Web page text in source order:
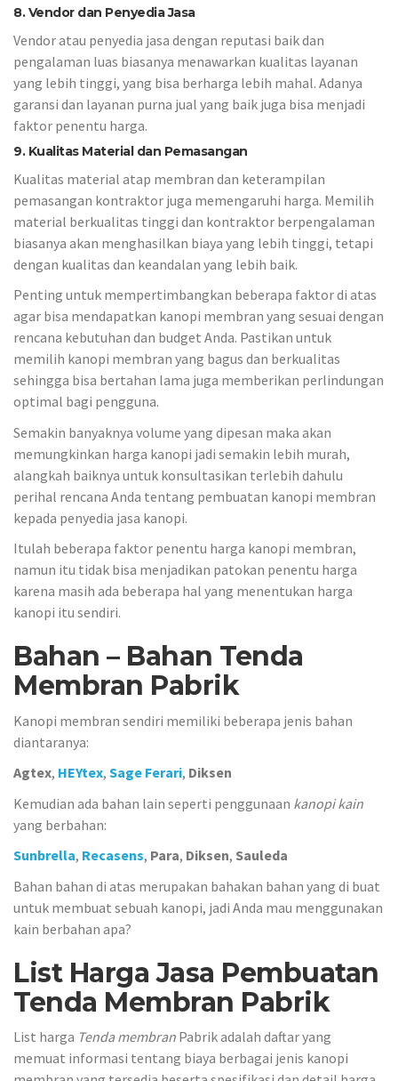
8. Vendor dan Penyedia Jasa
Vendor atau penyedia jasa dengan reputasi baik dan
pengalaman luas biasanya menawarkan kualitas layanan
yang lebih tinggi, yang bisa berharga lebih mahal. Adanya
garansi dan layanan purna jual yang baik juga bisa menjadi
faktor penentu harga.
9. Kualitas Material dan Pemasangan
Kualitas material atap membran dan keterampilan
pemasangan kontraktor juga memengaruhi harga. Memilih
material berkualitas tinggi dan kontraktor berpengalaman
biasanya akan menghasilkan biaya yang lebih tinggi, tetapi
dengan kualitas dan keandalan yang lebih baik.
Penting untuk mempertimbangkan beberapa faktor di atas
agar bisa mendapatkan kanopi membran yang sesuai dengan
rencana kebutuhan dan budget Anda. Pastikan untuk
memilih kanopi membran yang bagus dan berkualitas
sehingga bisa bertahan lama juga memberikan perlindungan
optimal bagi pengguna.
Semakin banyaknya volume yang dipesan maka akan
memungkinkan harga kanopi jadi semakin lebih murah,
alangkah baiknya untuk konsultasikan terlebih dahulu
perihal rencana Anda tentang pembuatan kanopi membran
kepada penyedia jasa kanopi.
Itulah beberapa faktor penentu harga kanopi membran,
namun itu tidak bisa menjadikan patokan penentu harga
karena masih ada beberapa hal yang menentukan harga
kanopi itu sendiri.
Bahan – Bahan Tenda
Membran Pabrik
Kanopi membran sendiri memiliki beberapa jenis bahan
diantaranya:
Agtex, HEYtex, Sage Ferari, Diksen
Kemudian ada bahan lain seperti penggunaan kanopi kain
yang berbahan:
Sunbrella, Recasens, Para, Diksen, Sauleda
Bahan bahan di atas merupakan bahakan bahan yang di buat
untuk membuat sebuah kanopi, jadi Anda mau menggunakan
kain berbahan apa?
List Harga Jasa Pembuatan
Tenda Membran Pabrik
List harga Tenda membran Pabrik adalah daftar yang
memuat informasi tentang biaya berbagai jenis kanopi